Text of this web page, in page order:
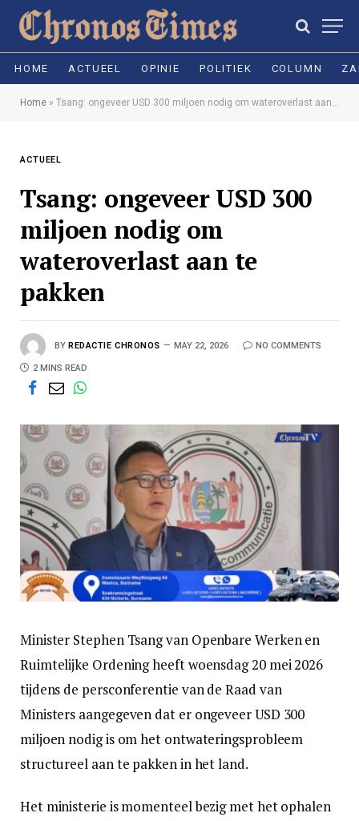
HOME ACTUEEL OPINIE POLITIEK COLUMN
Home » Tsang: ongeveer USD 300 miljoen nodig om wateroverlast aan te pakken
ACTUEEL
Tsang: ongeveer USD 300
miljoen nodig om
wateroverlast aan te
pakken
BY REDACTIE CHRONOS MAY 22, 2026 NO COMMENTS
2 MINS READ
Minister Stephen Tsang van Openbare Werken en
Ruimtelijke Ordening heeft woensdag 20 mei 2026
tijdens de persconferentie van de Raad van
Ministers aangegeven dat er ongeveer USD 300
miljoen nodig is om het ontwateringsprobleem
structureel aan te pakken in het land.
Het ministerie is momenteel bezig met het ophalen